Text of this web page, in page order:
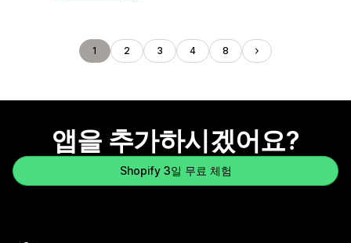
1 2 3 4 8
앱을 추가하시겠어요?
Shopify 3일 무료 체험